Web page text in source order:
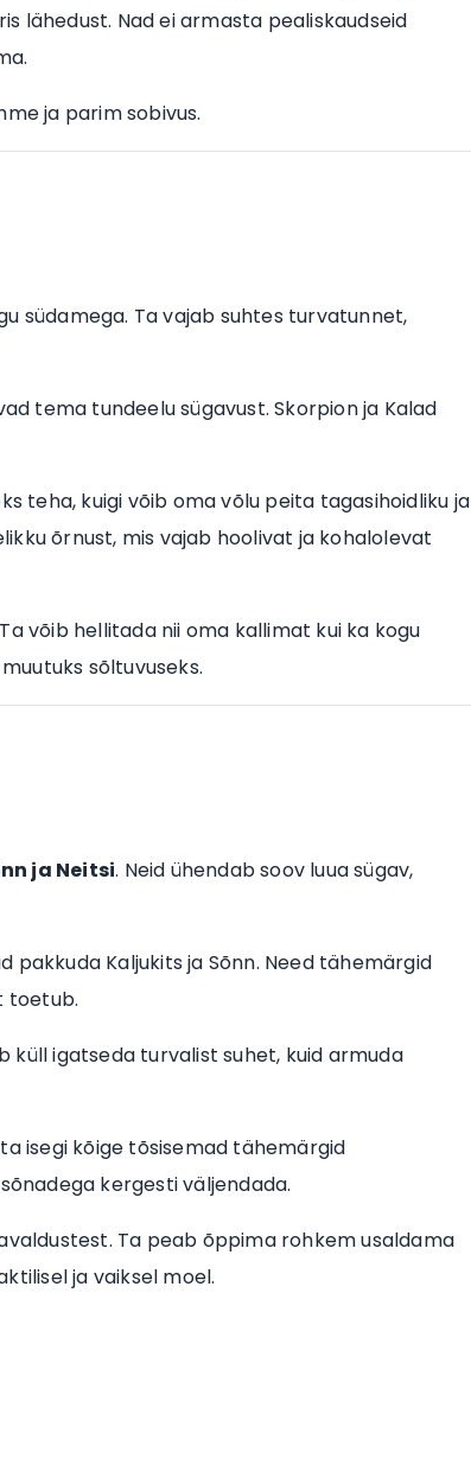
lähedust. Nad ei armasta pealiskaudseid
ja parim sobivus.
südamega. Ta vajab suhtes turvatunnet,
tema tundeelu sügavust. Skorpion ja Kalad
teha, kuigi võib oma võlu peita tagasihoidliku ja
õrnust, mis vajab hoolivat ja kohalolevat
võib hellitada nii oma kallimat kui ka kogu
sõltuvuseks.
ja Neitsi. Neid ühendab soov luua sügav,
Kaljukits ja Sõnn. Need tähemärgid
toetub.
küll igatseda turvalist suhet, kuid armuda
isegi kõige tõsisemad tähemärgid
kergesti väljendada.
Ta peab õppima rohkem usaldama
ja vaiksel moel.